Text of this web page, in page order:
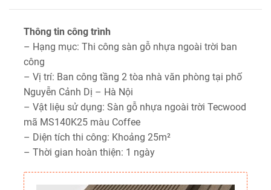
Thông tin công trình
– Hạng mục: Thi công sàn gỗ nhựa ngoài trời ban
công
– Vị trí: Ban công tầng 2 tòa nhà văn phòng tại phố
Nguyễn Cảnh Dị – Hà Nội
– Vật liệu sử dụng: Sàn gỗ nhựa ngoài trời Tecwood
mã MS140K25 màu Coffee
– Diện tích thi công: Khoảng 25m²
– Thời gian hoàn thiện: 1 ngày